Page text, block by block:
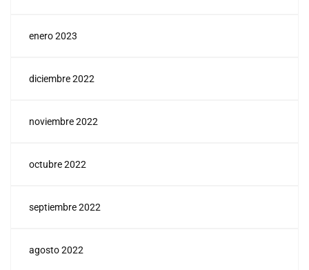
enero 2023
diciembre 2022
noviembre 2022
octubre 2022
septiembre 2022
agosto 2022